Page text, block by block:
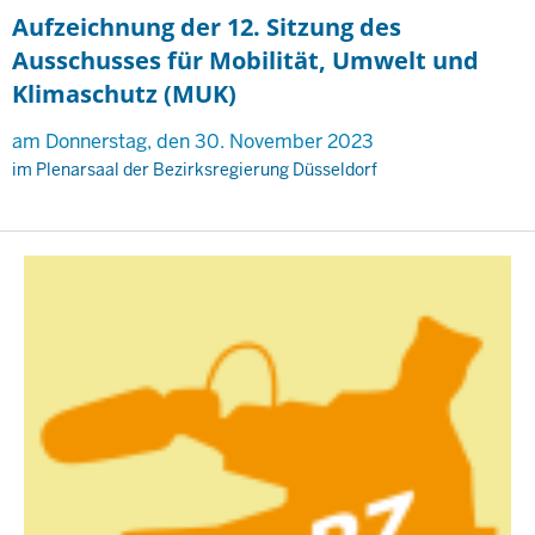
Aufzeichnung der 12. Sitzung des
Ausschusses für Mobilität, Umwelt und
Klimaschutz (MUK)
am Donnerstag, den 30. November 2023
im Plenarsaal der Bezirksregierung Düsseldorf